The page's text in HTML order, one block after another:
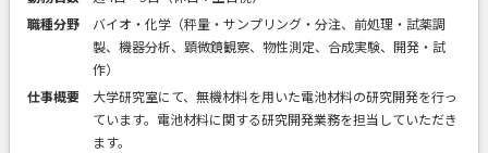
職種分野
バイオ・化学（秤量・サンプリング・分注、前処理・試薬調
製、機器分析、顕微鏡観察、物性測定、合成実験、開発・試
作）
仕事概要
大学研究室にて、無機材料を用いた電池材料の研究開発を行っ
ています。電池材料に関する研究開発業務を担当していただき
ます。